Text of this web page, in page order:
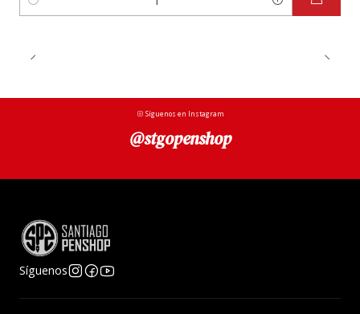
Cantidad
Síguenos en Instagram
@stgopenshop
Síguenos